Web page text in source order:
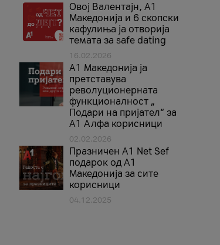
Овој Валентајн, A1
Македонија и 6 скопски
кафулиња ја отворија
темата за safe dating
16.02.2026
А1 Македонија ја
претставува
револуционерната
функционалност „
Подари на пријател“ за
А1 Алфа корисници
02.02.2026
Празничен A1 Net Sеf
подарок од А1
Македонија за сите
корисници
04.12.2025